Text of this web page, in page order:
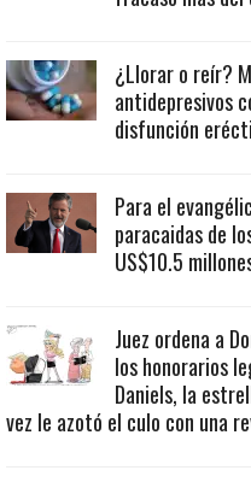
¿Llorar o reír?
antidepresivos
disfunción
Para el
paracaidas de
US$10.5
Juez ordena a
los honorarios
Daniels, la
vez le azotó el culo con una